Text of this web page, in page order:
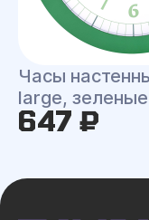
Часы
large, зеленые
647 ₽